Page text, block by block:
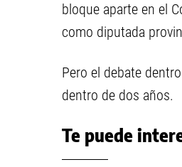
bloque aparte en el
como diputada
Pero el debate
dentro de dos años.
Te puede